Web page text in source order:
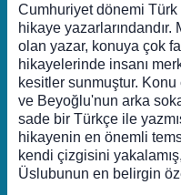
Cumhuriyet dönemi Türk
hikaye
olan yazar, konuya çok
hikayelerinde insanı
kesitler sunmuştur. Konu
ve Beyoğlu'nun arka
sade bir Türkçe ile
hikayenin en önemli
kendi çizgisini
Üslubunun en belirgin